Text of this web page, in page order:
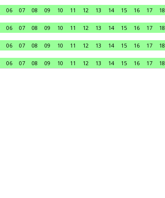
06 07 08 09 10 11 12 13 14 15 16 17 18
06 07 08 09 10 11 12 13 14 15 16 17 18
06 07 08 09 10 11 12 13 14 15 16 17 18
06 07 08 09 10 11 12 13 14 15 16 17 18